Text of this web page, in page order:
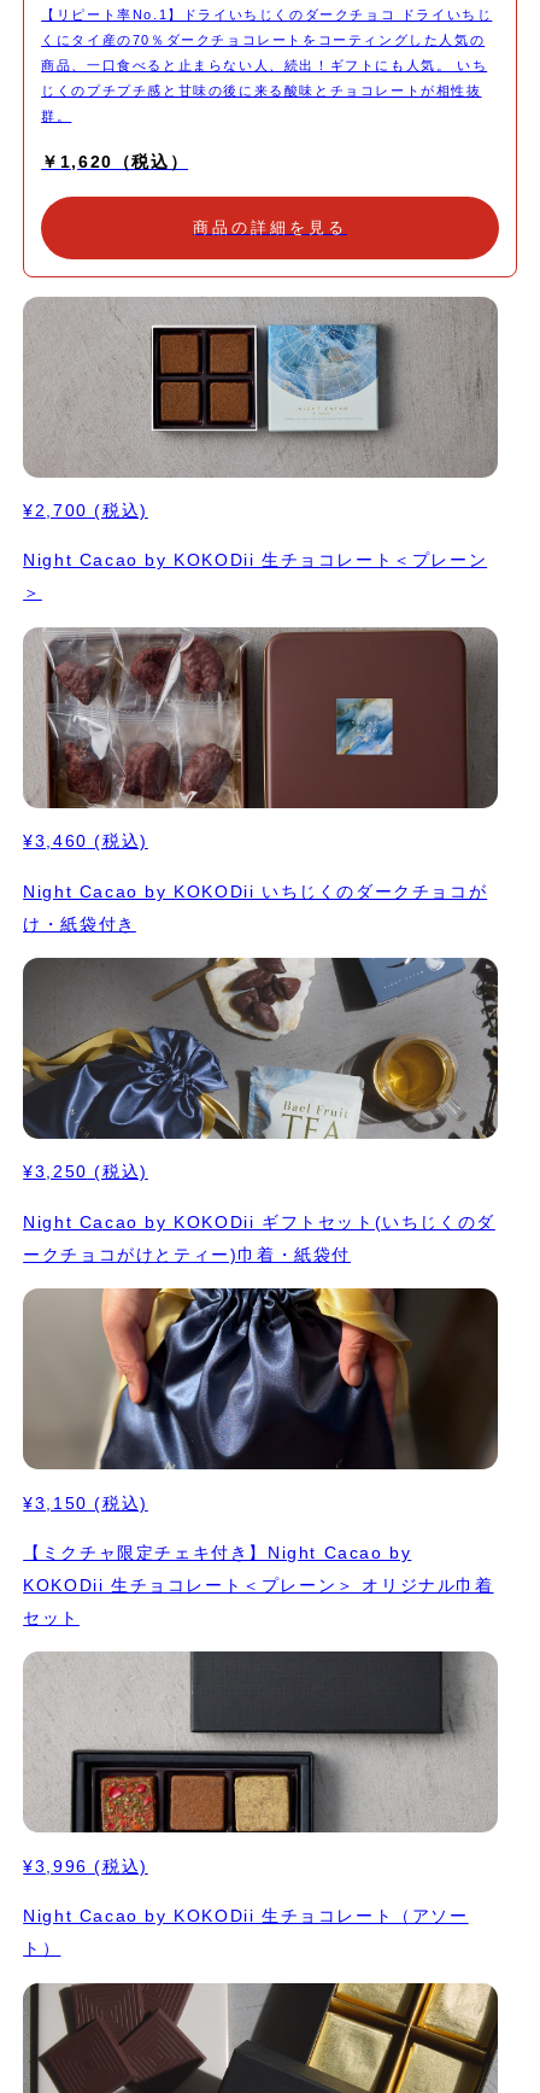
【リピート率No.1】ドライいちじくのダークチョコ ドライいちじ
くにタイ産の70％ダークチョコレートをコーティングした人気の
商品、一口食べると止まらない人、続出！ギフトにも人気。 いち
じくのプチプチ感と甘味の後に来る酸味とチョコレートが相性抜
群。
￥1,620（税込）
商品の詳細を見る
¥2,700 (税込)
Night Cacao by KOKODii 生チョコレート＜プレーン
＞
¥3,460 (税込)
Night Cacao by KOKODii いちじくのダークチョコが
け・紙袋付き
¥3,250 (税込)
Night Cacao by KOKODii ギフトセット(いちじくのダ
ークチョコがけとティー)巾着・紙袋付
¥3,150 (税込)
【ミクチャ限定チェキ付き】Night Cacao by
KOKODii 生チョコレート＜プレーン＞ オリジナル巾着
セット
¥3,996 (税込)
Night Cacao by KOKODii 生チョコレート（アソー
ト）